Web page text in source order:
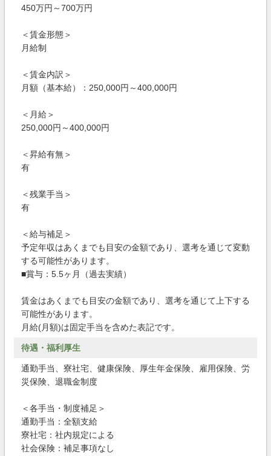
450万円～700万円
＜賃金形態＞
月給制
＜賃金内訳＞
月額（基本給）：250,000円～400,000円
＜月給＞
250,000円～400,000円
＜昇給有無＞
有
＜残業手当＞
有
＜給与補足＞
予定年収はあくまでも目安の金額であり、選考を通じて変動
する可能性があります。
■賞与：5.5ヶ月（過去実績）
賃金はあくまでも目安の金額であり、選考を通じて上下する
可能性があります。
月給(月額)は固定手当を含めた表記です。
待遇・福利厚生
通勤手当、寮社宅、健康保険、厚生年金保険、雇用保険、労
災保険、退職金制度
＜各手当・制度補足＞
通勤手当：全額支給
寮社宅：社内規定による
社会保険：補足事項なし